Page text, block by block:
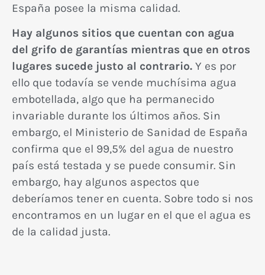
España posee la misma calidad.
Hay algunos sitios que cuentan con agua
del grifo de garantías mientras que en otros
lugares sucede justo al contrario. Y es por
ello que todavía se vende muchísima agua
embotellada, algo que ha permanecido
invariable durante los últimos años. Sin
embargo, el Ministerio de Sanidad de España
confirma que el 99,5% del agua de nuestro
país está testada y se puede consumir. Sin
embargo, hay algunos aspectos que
deberíamos tener en cuenta. Sobre todo si nos
encontramos en un lugar en el que el agua es
de la calidad justa.